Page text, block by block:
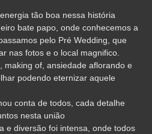
tão boa nessa história
bate papo, onde conhecemos a
pelo Pré Wedding, que
nas fotos e o local magnifico.
making of, ansiedade aflorando e
podendo eternizar aquele
conta de todos, cada detalhe
nesta união
e diversão foi intensa, onde todos